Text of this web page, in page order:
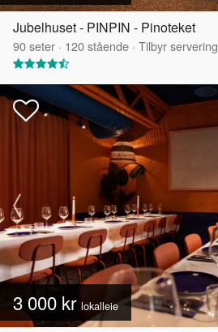
Jubelhuset - PINPIN - Pinoteket
90seter · 120stående · Tilbyr servering
3 000 kr lokalleie